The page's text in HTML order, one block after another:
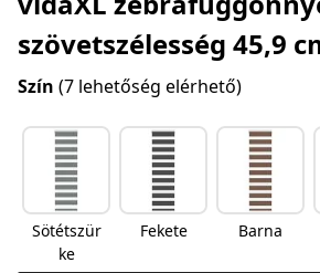
szövetszélesség 45,9
Szín (7 lehetőség elérhető)
Sötétszür
ke
Fekete Barna